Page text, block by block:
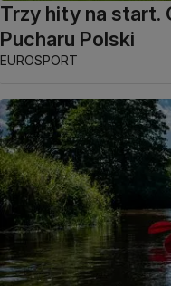
Trzy hity na start.
Pucharu Polski
EUROSPORT